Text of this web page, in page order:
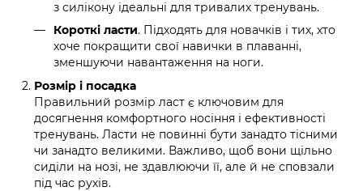
з силікону ідеальні для тривалих тренувань.
Короткі ласти. Підходять для новачків і тих, хто
хоче покращити свої навички в плаванні,
зменшуючи навантаження на ноги.
Розмір і посадка
Правильний розмір ласт є ключовим для
досягнення комфортного носіння і ефективності
тренувань. Ласти не повинні бути занадто тісними
чи занадто великими. Важливо, щоб вони щільно
сиділи на нозі, не здавлюючи її, але й не сповзали
під час рухів.